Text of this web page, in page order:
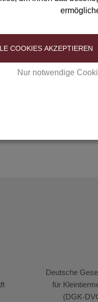
Deutsche
für
(DGK-
COOKIES AKZEPTIEREN
Nur notwendige